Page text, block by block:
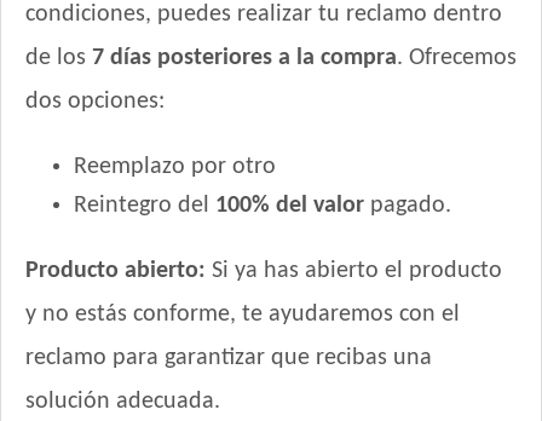
Gran Pastor Perro Criadores
HOP! Perro Adulto Mediano y Grande
HOP! Perro Adulto Pequeño
Handler Perro Adulto de Raza Pequeña
High Pro Criadores Perro Adulto
Infinity Adulto Razas Medianas y Grandes
Iron Pet Perro Adulto de Raza Pequeña
Iron Pet Perro Adultos de Razas Medianas y Grandes
Iron Pet Premium Perro Adulto Mediano y Grande
condiciones, puedes realizar tu reclamo dentro
de los 7 días posteriores a la compra. Ofrecemos
dos opciones:
Reemplazo por otro
Reintegro del 100% del valor pagado.
Producto abierto: Si ya has abierto el producto
y no estás conforme, te ayudaremos con el
reclamo para garantizar que recibas una
solución adecuada.